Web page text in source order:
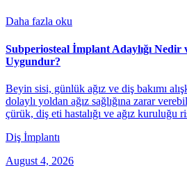
Daha fazla oku
Subperiosteal İmplant Adaylığı
Uygundur?
Beyin sisi, günlük ağız ve diş bakımı
dolaylı yoldan ağız sağlığına zarar
çürük, diş eti hastalığı ve ağız kuruluğu
Diş İmplantı
August 4, 2026